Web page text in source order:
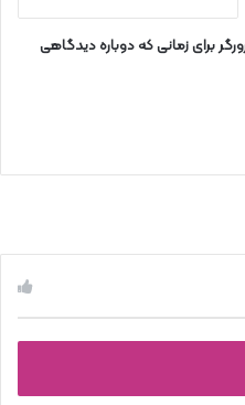
برای زمانی که دوباره دیدگاهی